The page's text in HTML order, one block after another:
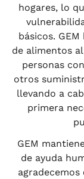
hogares, lo
básicos.
de alimentos
personas
otros
llevando a
primera
GEM
de ayuda